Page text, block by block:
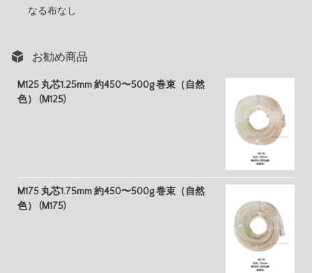
なる布なし
お勧め商品
M125 丸芯1.25mm 約450〜500g 巻束（自然
色） (M125)
M175 丸芯1.75mm 約450〜500g 巻束（自然
色） (M175)